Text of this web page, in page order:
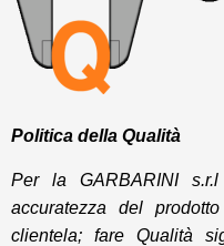
Politica della Qualità
Per la GARBARINI
accuratezza del
clientela; fare Qualità